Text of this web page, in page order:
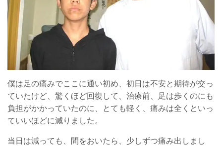
僕は足の痛みでここに通い初め、初日は不安と期待が交っ
ていたけど、驚くほど回復して、治療前、足は歩くのにも
負担がかかっていたのに、とても軽く、痛みは全くといっ
ていいほどに減りました。
当日は減っても、間をおいたら、少しずつ痛み出しまし